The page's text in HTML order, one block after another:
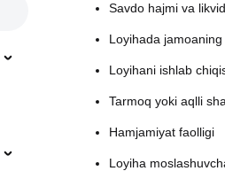
Savdo hajmi va
Loyihada
Loyihani ishlab
Tarmoq yoki aqlli
Hamjamiyat faolligi
Loyiha